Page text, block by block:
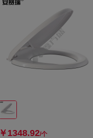
￥1348.92/个